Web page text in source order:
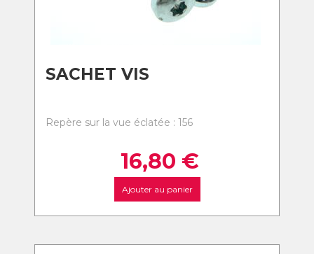
SACHET VIS
Repère sur la vue éclatée : 156
16,80 €
Ajouter au panier